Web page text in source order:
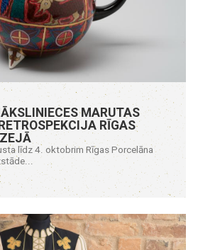
MARUTAS
RĪGAS
līdz 4. oktobrim Rīgas Porcelāna